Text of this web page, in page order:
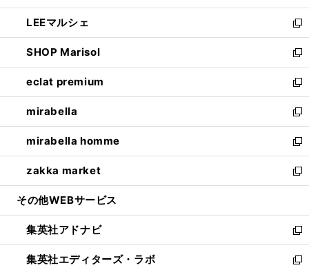
開
く
ウ
で
開
く
ン
ド
ウ
で
開
く
ウ
ィ
ン
ド
ウ
で
開
く
し
い
ウ
ィ
ン
ド
ウ
で
開
く
LEEマルシェ
新
し
い
ウ
ィ
ン
ド
ウ
で
開
く
SHOP Marisol
新
し
い
ウ
ィ
ン
ド
ウ
で
開
eclat premium
新
し
い
ウ
ィ
ン
ド
ウ
開
く
mirabella
新
し
い
ウ
ィ
ン
ウ
で
開
く
mirabella homme
新
し
い
ウ
ン
ド
ウ
で
zakka market
新
し
ウ
ィ
ン
ド
その他WEBサービス
集英社アドナビ
新
し
い
集英社エディターズ・ラボ
新